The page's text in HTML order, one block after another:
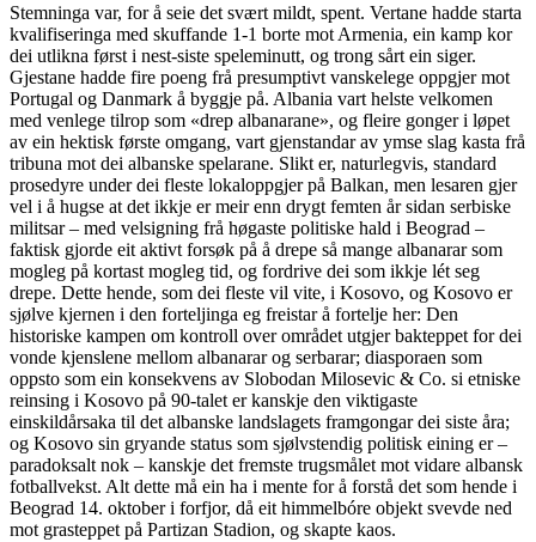
Stemninga var, for å seie det svært mildt, spent. Vertane hadde starta
kvalifiseringa med skuffande 1-1 borte mot Armenia, ein kamp kor
dei utlikna først i nest-siste speleminutt, og trong sårt ein siger.
Gjestane hadde fire poeng frå presumptivt vanskelege oppgjer mot
Portugal og Danmark å byggje på. Albania vart helste velkomen
med venlege tilrop som «drep albanarane», og fleire gonger i løpet
av ein hektisk første omgang, vart gjenstandar av ymse slag kasta frå
tribuna mot dei albanske spelarane. Slikt er, naturlegvis, standard
prosedyre under dei fleste lokaloppgjer på Balkan, men lesaren gjer
vel i å hugse at det ikkje er meir enn drygt femten år sidan serbiske
militsar – med velsigning frå høgaste politiske hald i Beograd –
faktisk gjorde eit aktivt forsøk på å drepe så mange albanarar som
mogleg på kortast mogleg tid, og fordrive dei som ikkje lét seg
drepe. Dette hende, som dei fleste vil vite, i Kosovo, og Kosovo er
sjølve kjernen i den forteljinga eg freistar å fortelje her: Den
historiske kampen om kontroll over området utgjer bakteppet for dei
vonde kjenslene mellom albanarar og serbarar; diasporaen som
oppsto som ein konsekvens av Slobodan Milosevic & Co. si etniske
reinsing i Kosovo på 90-talet er kanskje den viktigaste
einskildårsaka til det albanske landslagets framgongar dei siste åra;
og Kosovo sin gryande status som sjølvstendig politisk eining er –
paradoksalt nok – kanskje det fremste trugsmålet mot vidare albansk
fotballvekst. Alt dette må ein ha i mente for å forstå det som hende i
Beograd 14. oktober i forfjor, då eit himmelbóre objekt svevde ned
mot grasteppet på Partizan Stadion, og skapte kaos.